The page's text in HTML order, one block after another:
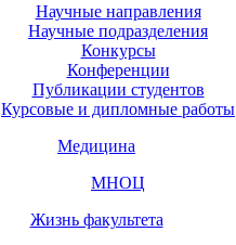
Научные направления
Научные подразделения
Конкурсы
Конференции
Публикации студентов
Курсовые и дипломные работы
Медицина
МНОЦ
Жизнь факультета